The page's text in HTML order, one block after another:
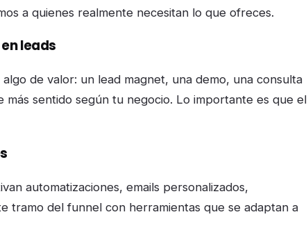
a quienes realmente necesitan lo que ofreces.
leads
de valor: un lead magnet, una demo, una consulta
más sentido según tu negocio. Lo importante es que el
automatizaciones, emails personalizados,
tramo del funnel con herramientas que se adaptan a